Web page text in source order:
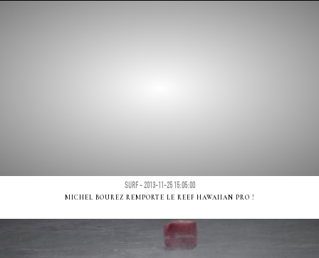
SURF - 2013-11-25 15:05:00
MICHEL BOUREZ REMPORTE LE REEF HAWAIIAN PRO !